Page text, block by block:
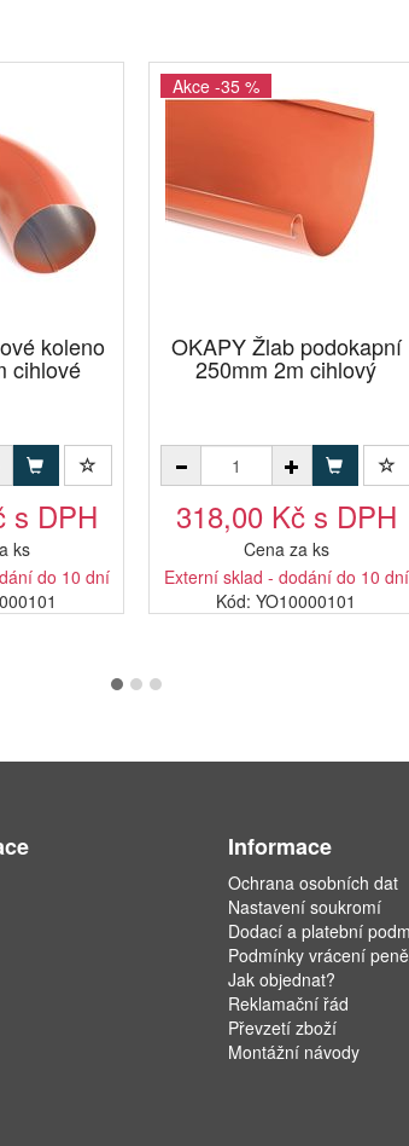
koleno
cihlové
s DPH
ks
do 10 dní
Akce -35 %
OKAPY Žlab podokapní
250mm 2m cihlový
318,00 Kč s DPH
Cena za ks
Externí sklad - dodání do 10 dní
Kód: YO10000101
Informace
Ochrana osobních dat
Nastavení soukromí
Dodací a platební
Podmínky vrácení
Jak objednat?
Reklamační řád
Převzetí zboží
Montážní návody